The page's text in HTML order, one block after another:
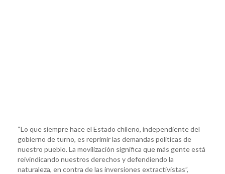
“Lo que siempre hace el Estado chileno, independiente del
gobierno de turno, es reprimir las demandas políticas de
nuestro pueblo. La movilización significa que más gente está
reivindicando nuestros derechos y defendiendo la
naturaleza, en contra de las inversiones extractivistas”,